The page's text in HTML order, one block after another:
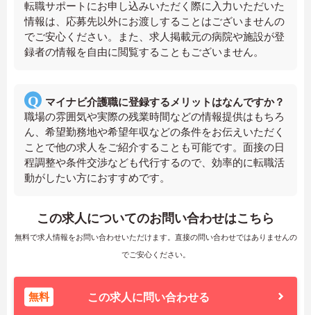
転職サポートにお申し込みいただく際に入力いただいた
情報は、応募先以外にお渡しすることはございませんの
でご安心ください。また、求人掲載元の病院や施設が登
録者の情報を自由に閲覧することもございません。
マイナビ介護職に登録するメリットはなんですか？
職場の雰囲気や実際の残業時間などの情報提供はもちろ
ん、希望勤務地や希望年収などの条件をお伝えいただく
ことで他の求人をご紹介することも可能です。面接の日
程調整や条件交渉なども代行するので、効率的に転職活
動がしたい方におすすめです。
この求人についてのお問い合わせはこちら
無料で求人情報をお問い合わせいただけます。直接の問い合わせではありませんの
でご安心ください。
無料 この求人に問い合わせる